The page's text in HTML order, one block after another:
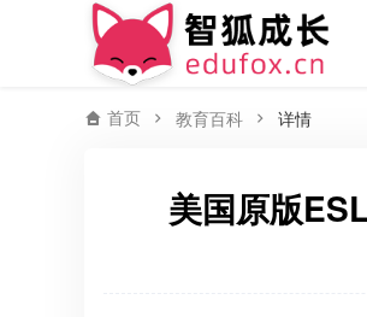
首页 教育百科 详情
美国原版